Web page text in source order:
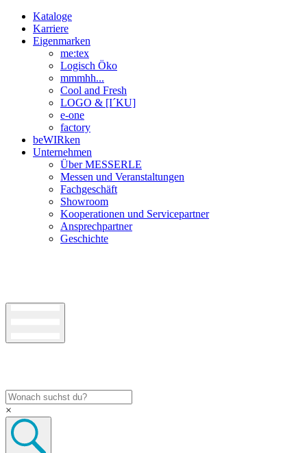
Kataloge
Karriere
Eigenmarken
me:tex
Logisch Öko
mmmhh...
Cool and Fresh
LOGO & [I´KU]
e-one
factory
beWIRken
Unternehmen
Über MESSERLE
Messen und Veranstaltungen
Fachgeschäft
Showroom
Kooperationen und Servicepartner
Ansprechpartner
Geschichte
×